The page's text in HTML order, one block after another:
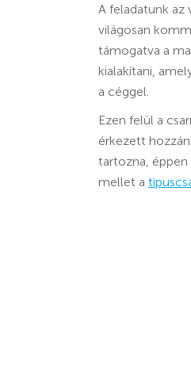
A feladatunk az
világosan
támogatva a
kialakítani,
a céggel.
Ezen felül a
érkezett
tartozna, éppen
mellet a